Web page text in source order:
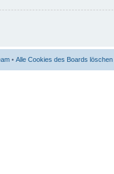
• Alle Cookies des Boards löschen